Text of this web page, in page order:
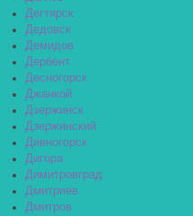
Дегтярск
Дедовск
Демидов
Дербент
Десногорск
Джанкой
Дзержинск
Дзержинский
Дивногорск
Дигора
Димитровград
Дмитриев
Дмитров